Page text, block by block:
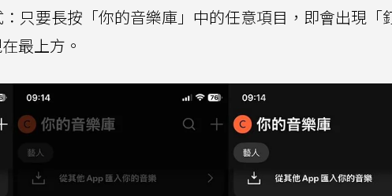
只要長按「你的音樂庫」中的任意項目，即會出現「
最上方。